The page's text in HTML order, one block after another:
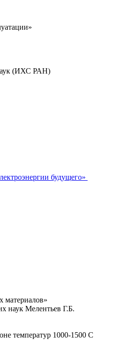
(ИХС РАН)
будущего»
материалов»
наук Мелентьев Г.Б.
температур 1000-1500 C